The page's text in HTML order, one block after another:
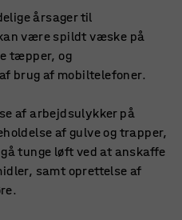
årsager til
være spildt væske på
tæpper, og
brug af mobiltelefoner.
af arbejdsulykker på
af gulve og trapper,
tunge løft ved at anskaffe
samt oprettelse af